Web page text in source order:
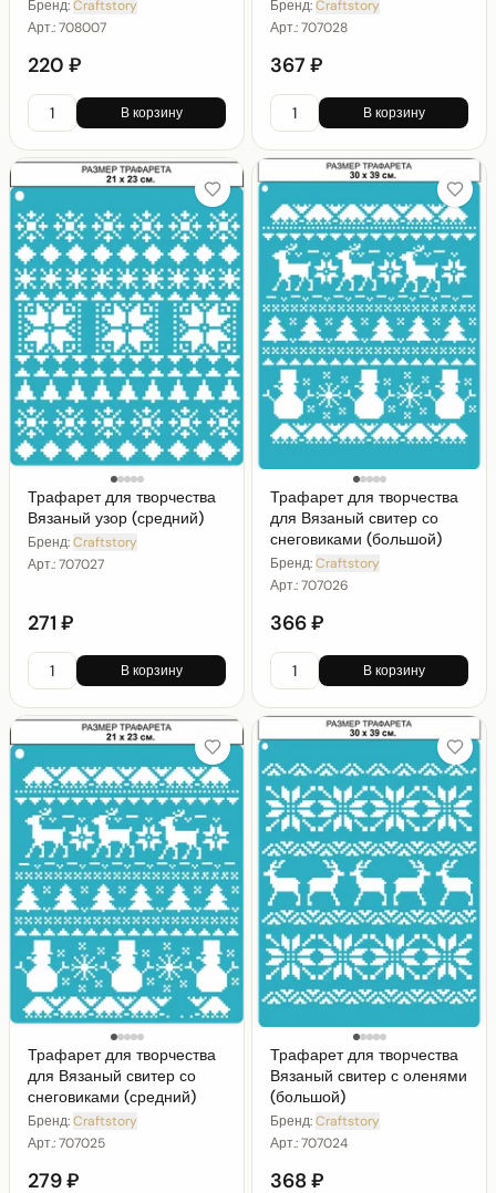
Бренд:Craftstory
Арт.:708007
220 ₽
В корзину
Бренд:Craftstory
Арт.:707028
367 ₽
В корзину
Трафарет для творчества
Вязаный узор (средний)
Бренд:Craftstory
Арт.:707027
271 ₽
В корзину
Трафарет для творчества
для Вязаный свитер со
снеговиками (большой)
Бренд:Craftstory
Арт.:707026
366 ₽
В корзину
Трафарет для творчества
для Вязаный свитер со
снеговиками (средний)
Бренд:Craftstory
Арт.:707025
279 ₽
Трафарет для творчества
Вязаный свитер с оленями
(большой)
Бренд:Craftstory
Арт.:707024
368 ₽